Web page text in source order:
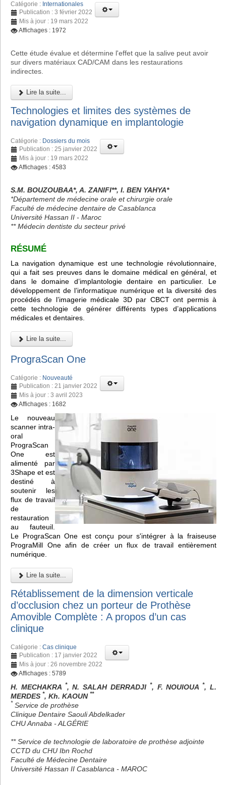
Catégorie : Internationales
Publication : 3 février 2022
Mis à jour : 19 mars 2022
Affichages : 1972
Cette étude évalue et détermine l'effet que la salive peut avoir
sur divers matériaux CAD/CAM dans les restaurations
indirectes.
Lire la suite...
Technologies et limites des systèmes de
navigation dynamique en implantologie
Catégorie : Dossiers du mois
Publication : 25 janvier 2022
Mis à jour : 19 mars 2022
Affichages : 4583
S.M. BOUZOUBAA*, A. ZANIFI**, I. BEN YAHYA*
*Département de médecine orale et chirurgie orale
Faculté de médecine dentaire de Casablanca
Université Hassan II - Maroc
** Médecin dentiste du secteur privé
RÉSUMÉ
La navigation dynamique est une technologie révolutionnaire,
qui a fait ses preuves dans le domaine médical en général, et
dans le domaine d’implantologie dentaire en particulier. Le
développement de l’informatique numérique et la diversité des
procédés de l’imagerie médicale 3D par CBCT ont permis à
cette technologie de générer différents types d’applications
médicales et dentaires.
Lire la suite...
PrograScan One
Catégorie : Nouveauté
Publication : 21 janvier 2022
Mis à jour : 3 avril 2023
Affichages : 1682
Le nouveau
scanner intra-
oral
PrograScan
One est
alimenté par
3Shape et est
destiné à
soutenir les
flux de travail
de
restauration
au fauteuil.
Le PrograScan One est conçu pour s'intégrer à la fraiseuse
PrograMill One afin de créer un flux de travail entièrement
numérique.
Lire la suite...
Rétablissement de la dimension verticale
d’occlusion chez un porteur de Prothèse
Amovible Complète : A propos d’un cas
clinique
Catégorie : Cas clinique
Publication : 17 janvier 2022
Mis à jour : 26 novembre 2022
Affichages : 5789
H. MECHAKRA *, N. SALAH DERRADJI *, F. NOUIOUA *, L.
MERDES *, Kh. KAOUN **
* Service de prothèse
Clinique Dentaire Saouli Abdelkader
CHU Annaba - ALGÉRIE
** Service de technologie de laboratoire de prothèse adjointe
CCTD du CHU Ibn Rochd
Faculté de Médecine Dentaire
Université Hassan II Casablanca - MAROC